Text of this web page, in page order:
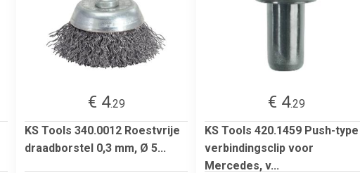
€ 4.29
KS Tools 340.0012 Roestvrije
draadborstel 0,3 mm, Ø 5...
€ 4.29
KS Tools 420.1459 Push-type
verbindingsclip voor
Mercedes, v...